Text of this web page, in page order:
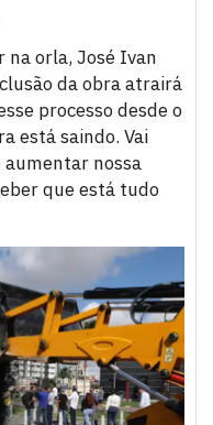
na orla, José Ivan
da obra atrairá
processo desde o
está saindo. Vai
nossa
que está tudo